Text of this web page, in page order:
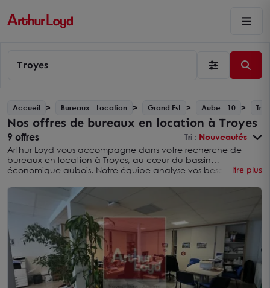
Troyes
Accueil Bureaux - Location Grand Est Aube - 10
Nos offres de bureaux en location à Troyes
9 offres Tri : Nouveautés
Arthur Loyd vous accompagne dans votre recherche de
bureaux en location à Troyes, au cœur du bassin
économique aubois. Notre équipe analyse vos besoins et
activité, tout en vous conseillant sur le marché local et sur les
opportunités de
bureaux en location dans l’ensemble de
. Nous vous aidons à choisir l’implantation la plus
cohérente avec votre budget.
lire plus